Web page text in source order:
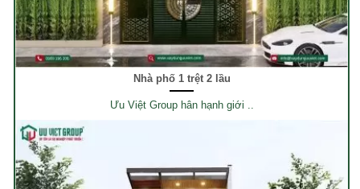
Nhà phố 1 trệt 2 lầu
Ưu Việt Group hân hạnh giới ..